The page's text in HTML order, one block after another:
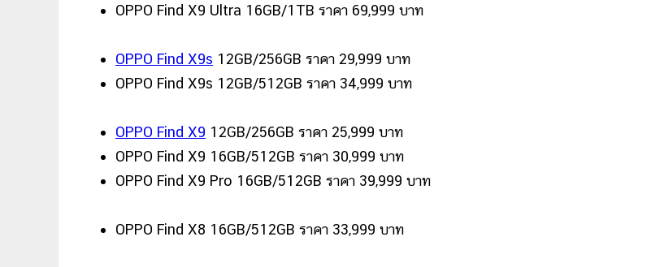
OPPO Find X9 Ultra 16GB/1TB ราคา 69,999 บาท
OPPO Find X9s 12GB/256GB ราคา 29,999 บาท
OPPO Find X9s 12GB/512GB ราคา 34,999 บาท
OPPO Find X9 12GB/256GB ราคา 25,999 บาท
OPPO Find X9 16GB/512GB ราคา 30,999 บาท
OPPO Find X9 Pro 16GB/512GB ราคา 39,999 บาท
OPPO Find X8 16GB/512GB ราคา 33,999 บาท